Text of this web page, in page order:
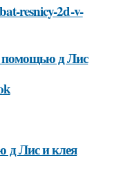
resnicy-2d-v-
помощью д Лис
д Лис и клея